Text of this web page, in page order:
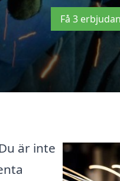
Få 3
är inte